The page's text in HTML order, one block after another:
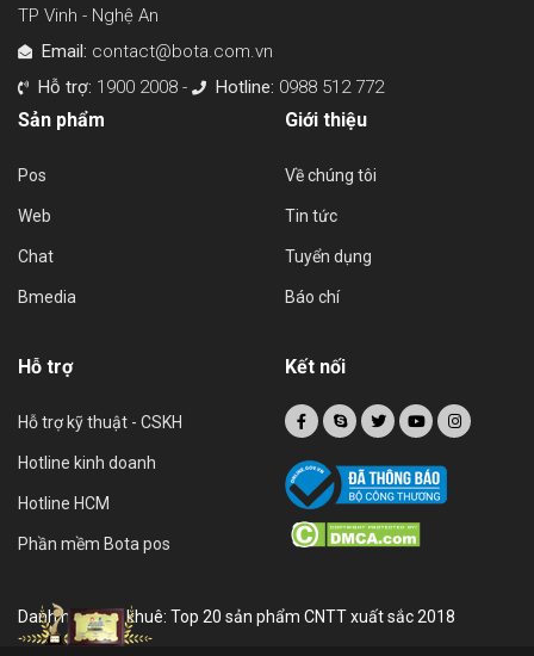
TP Vinh - Nghệ An
Email: contact@bota.com.vn
Hỗ trợ: 1900 2008 - Hotline: 0988 512 772
Sản phẩm
Pos
Web
Chat
Bmedia
Giới thiệu
Về chúng tôi
Tin tức
Tuyển dụng
Báo chí
Hỗ trợ
Hỗ trợ kỹ thuật - CSKH
Hotline kinh doanh
Hotline HCM
Phần mềm Bota pos
Kết nối
Danh hiệu sao khuê: Top 20 sản phẩm CNTT xuất sắc 2018